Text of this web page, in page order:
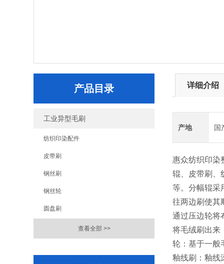
产品目录
工业异型毛刷
纺织印染配件
皮带刷
钢丝刷
钢丝轮
圆盘刷
查看全部 >>
详细介绍
产地 国
惠众纺织印染
辊、皮带刷、
等。分幅辊采
往两边刷使其
通过压边轮将
将毛绒刷出来
轮：基于一般
釉线刷：釉线